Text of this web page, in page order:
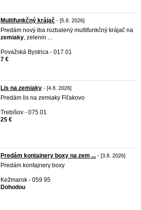
Multifunkčný krájač - [5.8. 2026]
Predám nový iba rozbalený multifunkčný krájač na
zemiaky, zelenin ...
Považská Bystrica - 017 01
7 €
Lis na zemiaky - [4.8. 2026]
Predám lis na zemiaky Fiľakovo
Trebišov - 075 01
25 €
Predám kontajnery boxy na zem ... - [3.8. 2026]
Predám kontajnery boxy
Kežmarok - 059 95
Dohodou